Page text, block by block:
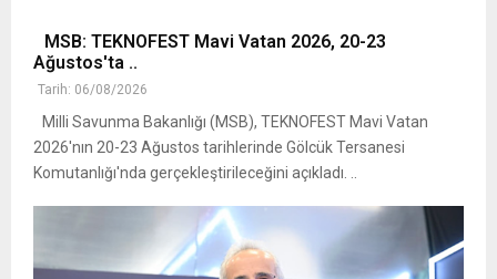
MSB: TEKNOFEST Mavi Vatan 2026, 20-23
Ağustos'ta ..
Tarih: 06/08/2026
Milli Savunma Bakanlığı (MSB), TEKNOFEST Mavi Vatan
2026'nın 20-23 Ağustos tarihlerinde Gölcük Tersanesi
Komutanlığı'nda gerçekleştirileceğini açıkladı. ..